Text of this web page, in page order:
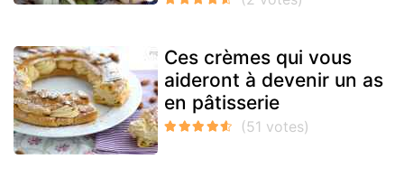
Ces crèmes qui vous
aideront à devenir un as
en pâtisserie